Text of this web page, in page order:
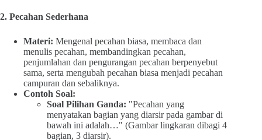
2. Pecahan Sederhana
Materi: Mengenal pecahan biasa, membaca dan
menulis pecahan, membandingkan pecahan,
penjumlahan dan pengurangan pecahan berpenyebut
sama, serta mengubah pecahan biasa menjadi pecahan
campuran dan sebaliknya.
Contoh Soal:
Soal Pilihan Ganda: "Pecahan yang
menyatakan bagian yang diarsir pada gambar di
bawah ini adalah…" (Gambar lingkaran dibagi 4
bagian, 3 diarsir).